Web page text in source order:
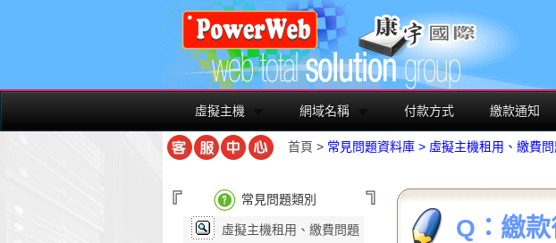
虛擬主機 網域名稱 付款方式 繳款通知
首頁 > 常見問題資料庫 > 虛擬主機租用、繳費
常見問題類別
虛擬主機租用、繳費問題
Q：繳